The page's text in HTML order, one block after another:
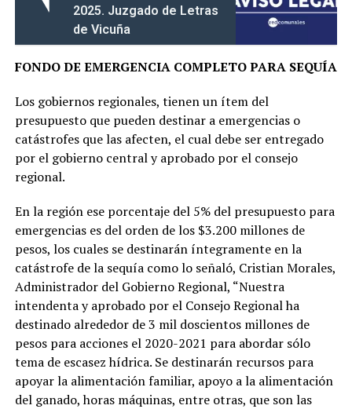
2025. Juzgado de Letras
de Vicuña
FONDO DE EMERGENCIA COMPLETO PARA SEQUÍA
Los gobiernos regionales, tienen un ítem del
presupuesto que pueden destinar a emergencias o
catástrofes que las afecten, el cual debe ser entregado
por el gobierno central y aprobado por el consejo
regional.
En la región ese porcentaje del 5% del presupuesto para
emergencias es del orden de los $3.200 millones de
pesos, los cuales se destinarán íntegramente en la
catástrofe de la sequía como lo señaló, Cristian Morales,
Administrador del Gobierno Regional, “Nuestra
intendenta y aprobado por el Consejo Regional ha
destinado alrededor de 3 mil doscientos millones de
pesos para acciones el 2020-2021 para abordar sólo
tema de escasez hídrica. Se destinarán recursos para
apoyar la alimentación familiar, apoyo a la alimentación
del ganado, horas máquinas, entre otras, que son las